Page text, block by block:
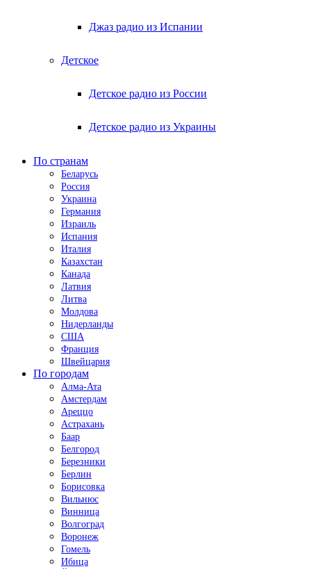
Джаз радио из Испании
Детское
Детское радио из России
Детское радио из Украины
По странам
Беларусь
Россия
Украина
Германия
Израиль
Испания
Италия
Казахстан
Канада
Латвия
Литва
Молдова
Нидерланды
США
Франция
Швейцария
По городам
Алма-Ата
Амстердам
Ареццо
Астрахань
Баар
Белгород
Березники
Берлин
Борисовка
Вильнюс
Винница
Волгоград
Воронеж
Гомель
Ибица